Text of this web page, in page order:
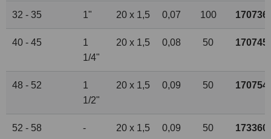
32 - 35 1" 20 x 1,5 0,07 100 170736
40 - 45
1
1/4"
20 x 1,5 0,08 50 170745
48 - 52
1
1/2"
20 x 1,5 0,09 50 170754
52 - 58 - 20 x 1,5 0,09 50 173360